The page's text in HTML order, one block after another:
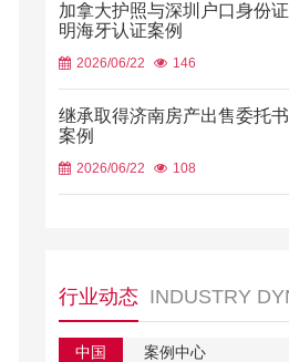
加拿大护照与深圳户口身份
明海牙认证案例
2026/06/22 146
继承取得济南房产出售委托
案例
2026/06/22 108
行业动态 INDUSTRY
中国 案例中心